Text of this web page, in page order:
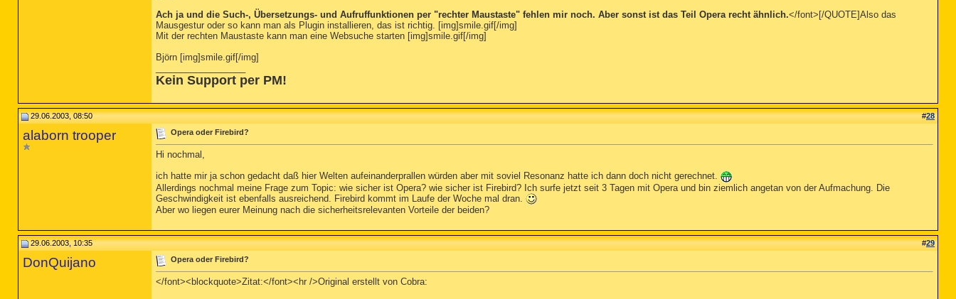
Ach ja und die Such-, Übersetzungs- und Aufruffunktionen per "rechter Maustaste" fehlen mir noch. Aber sonst ist das Teil Opera recht ähnlich.</font>[/QUOTE]Also das
Mausgestur oder so kann man als Plugin installieren, das ist richtig. [img]smile.gif[/img]
Mit der rechten Maustaste kann man eine Websuche starten [img]smile.gif[/img]
Björn [img]smile.gif[/img]
Kein Support per PM!
29.06.2003, 08:50 #28
alaborn trooper Opera oder Firebird?
Hi nochmal,
ich hatte mir ja schon gedacht daß hier Welten aufeinanderprallen würden aber mit soviel Resonanz hatte ich dann doch nicht gerechnet.
Allerdings nochmal meine Frage zum Topic: wie sicher ist Opera? wie sicher ist Firebird? Ich surfe jetzt seit 3 Tagen mit Opera und bin ziemlich angetan von der Aufmachung. Die
Geschwindigkeit ist ebenfalls ausreichend. Firebird kommt im Laufe der Woche mal dran.
Aber wo liegen eurer Meinung nach die sicherheitsrelevanten Vorteile der beiden?
29.06.2003, 10:35 #29
DonQuijano Opera oder Firebird?
</font><blockquote>Zitat:</font><hr />Original erstellt von Cobra: